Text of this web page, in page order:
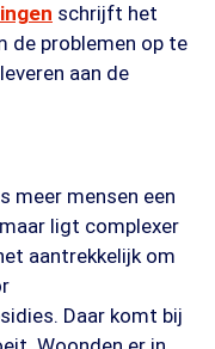
schrijft het
de problemen op te
aan de
meer mensen een
ligt complexer
aantrekkelijk om
Daar komt bij